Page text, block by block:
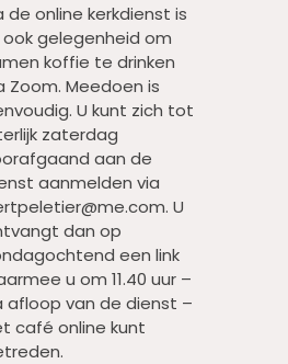
de online kerkdienst is
ook gelegenheid om
koffie te drinken
Zoom. Meedoen is
U kunt zich tot
zaterdag
aan de
aanmelden via
U
dan op
een link
u om 11.40 uur –
afloop van de dienst –
café online kunt